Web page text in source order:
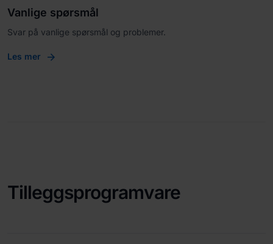
Vanlige spørsmål
Svar på vanlige spørsmål og problemer.
Les mer
Tilleggsprogramvare